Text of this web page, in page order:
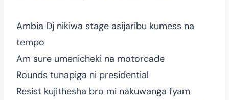
Ambia Dj nikiwa stage asijaribu kumess na
tempo
Am sure umenicheki na motorcade
Rounds tunapiga ni presidential
Resist kujithesha bro mi nakuwanga fyam